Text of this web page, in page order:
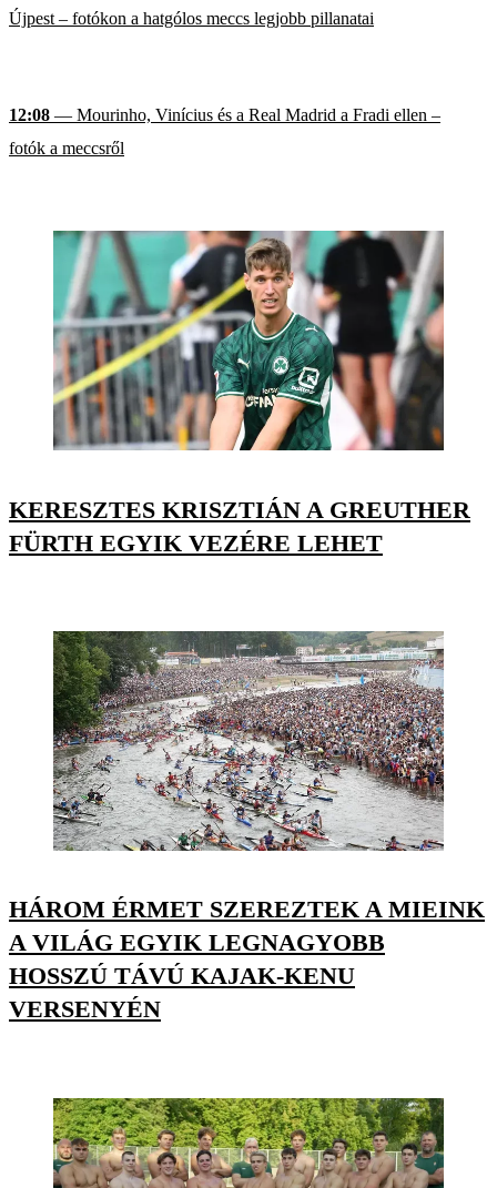
Újpest – fotókon a hatgólos meccs legjobb pillanatai
12:08 — Mourinho, Vinícius és a Real Madrid a Fradi ellen –
fotók a meccsről
KERESZTES KRISZTIÁN A GREUTHER
FÜRTH EGYIK VEZÉRE LEHET
HÁROM ÉRMET SZEREZTEK A MIEINK
A VILÁG EGYIK LEGNAGYOBB
HOSSZÚ TÁVÚ KAJAK-KENU
VERSENYÉN